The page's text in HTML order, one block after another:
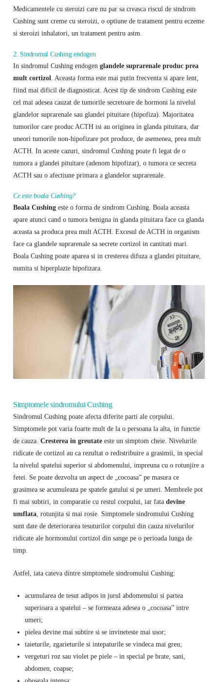
Medicamentele cu steroizi care nu par sa creasca riscul de sindrom
Cushing sunt creme cu steroizi, o optiune de tratament pentru eczeme
si steroizi inhalatori, un tratament pentru astm.
2. Sindromul Cushing endogen
In sindromul Cushing endogen glandele suprarenale produc prea
mult cortizol . Aceasta forma este mai putin frecventa si apare lent,
fiind mai dificil de diagnosticat. Acest tip de sindrom Cushing este
cel mai adesea cauzat de tumorile secretoare de hormoni la nivelul
glandelor suprarenale sau glandei pituitare (hipofiza). Majoritatea
tumorilor care produc ACTH isi au originea in glanda pituitara, dar
uneori tumorile non-hipofizare pot produce, de asemenea, prea mult
ACTH. In aceste cazuri, sindromul Cushing poate fi legat de o
tumora a glandei pituitare (adenom hipofizar), o tumora ce secreta
ACTH sau o afectiune primara a glandelor suprarenale.
Ce este boala Cushing?
Boala Cushingeste o forma de sindrom Cushing. Boala aceasta
apare atunci cand o tumora benigna in glanda pituitara face ca glanda
aceasta sa produca prea mult ACTH. Excesul de ACTH in organism
face ca glandele suprarenale sa secrete cortizol in cantitati mari.
Boala Cushing poate aparea si in cresterea difuza a glandei pituitare,
numita si hiperplazie hipofizara.
Simptomele sindromului Cushing
Sindromul Cushing poate afecta diferite parti ale corpului.
Simptomele pot varia foarte mult de la o persoana la alta, in functie
de cauza. Cresterea in greutateeste un simptom cheie. Nivelurile
ridicate de cortizol au ca rezultat o redistribuire a grasimii, in special
la nivelul spatelui superior si abdomenului, impreuna cu o rotunjire a
fetei. Se poate dezvolta un aspect de „cocoasa” pe masura ce
grasimea se acumuleaza pe spatele gatului si pe umeri. Membrele pot
fi mai subtiri, in comparatie cu restul corpului, iar fata devine
umflata, rotunjita si mai rosie. Simptomele sindromului Cushing
sunt date de deteriorarea tesuturilor corpului din cauza nivelurilor
ridicate ale hormonului cortizol din sange pe o perioada lunga de
timp.
Astfel, iata cateva dintre simptomele sindromului Cushing:
acumularea de tesut adipos in jurul abdomenului si partea
superioara a spatelui – se formeaza adesea o „cocoasa” intre
umeri;
pielea devine mai subtire si se invineteste mai usor;
taieturile, zgarieturile si intepaturile se vindeca mai greu;
vergeturi roz sau violet pe piele – in special pe brate, sani,
abdomen, coapse;